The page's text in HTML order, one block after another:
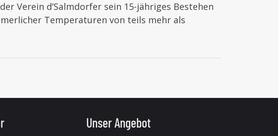
Verein d’Salmdorfer sein 15-jähriges Bestehen
Temperaturen von teils mehr als
Unser Angebot